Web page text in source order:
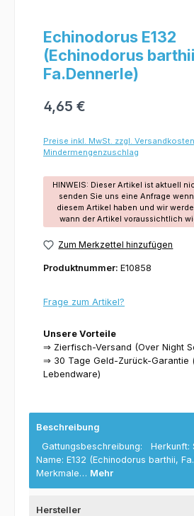
Echinodorus E132
(Echinodorus
Fa.Dennerle)
4,65 €
Preise inkl. MwSt. zzgl.
Mindermengenzuschlag
HINWEIS: Dieser Artikel ist aktuell
senden Sie uns eine Anfrage
diesem Artikel haben und wir
wann der Artikel voraussichtlich
Zum Merkzettel hinzufügen
Produktnummer: E10858
Frage zum Artikel?
Unsere Vorteile
⇒ Zierfisch-Versand (Over Night
⇒ 30 Tage Geld-Zurück-Garantie
Lebendware)
Beschreibung
Gattungsbeschreibung: Herkunft:
Name: E132 (Echinodorus barthii,
Merkmale… Mehr
Hersteller